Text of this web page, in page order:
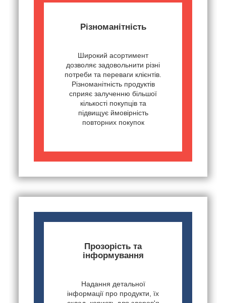
Різноманітність
Широкий асортимент
дозволяє задовольнити різні
потреби та переваги клієнтів.
Різноманітність продуктів
сприяє залученню більшої
кількості покупців та
підвищує ймовірність
повторних покупок
Прозорість та
інформування
Надання детальної
інформації про продукти, їх